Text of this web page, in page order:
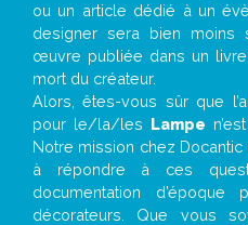
ou un article dédié à un
designer sera bien moins
œuvre publiée dans un
mort du créateur.
Alors, êtes-vous sûr que
pour le/la/les Lampe
Notre mission chez
à répondre à ces
documentation
décorateurs. Que vous